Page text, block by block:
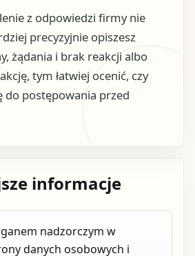
z odpowiedzi firmy nie
precyzyjnie opiszesz
żądania i brak reakcji albo
tym łatwiej ocenić, czy
do postępowania przed
informacje
nadzorczym w
danych osobowych i